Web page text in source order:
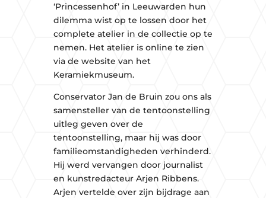
‘Princessenhof’ in Leeuwarden hun
dilemma wist op te lossen door het
complete atelier in de collectie op te
nemen. Het atelier is online te zien
via de website van het
Keramiekmuseum.
Conservator Jan de Bruin zou ons als
samensteller van de tentoonstelling
uitleg geven over de
tentoonstelling, maar hij was door
familieomstandigheden verhinderd.
Hij werd vervangen door journalist
en kunstredacteur Arjen Ribbens.
Arjen vertelde over zijn bijdrage aan